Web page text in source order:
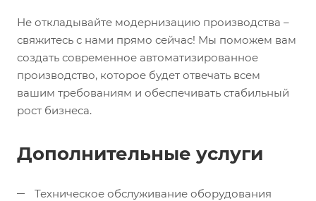
Не откладывайте модернизацию производства –
свяжитесь с нами прямо сейчас! Мы поможем вам
создать современное автоматизированное
производство, которое будет отвечать всем
вашим требованиям и обеспечивать стабильный
рост бизнеса.
Дополнительные услуги
Техническое обслуживание оборудования